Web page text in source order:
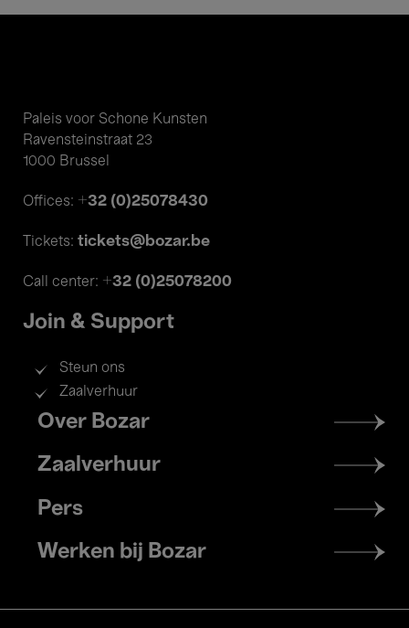
Paleis voor Schone Kunsten
Ravensteinstraat 23
1000 Brussel
Offices: +32 (0)25078430
Tickets: tickets@bozar.be
Call center: +32 (0)25078200
Join & Support
Steun ons
Zaalverhuur
Footer
menu
Over Bozar
Zaalverhuur
Pers
Werken bij Bozar